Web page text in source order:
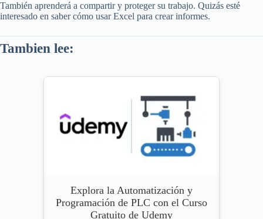
También aprenderá a compartir y proteger su trabajo. Quizás esté
interesado en saber cómo usar Excel para crear informes.
Tambien lee:
Explora la Automatización y
Programación de PLC con el Curso
Gratuito de Udemy